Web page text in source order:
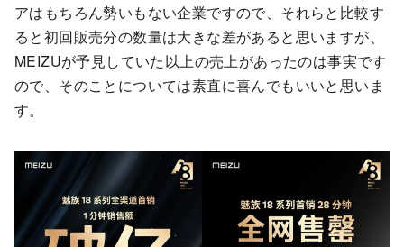
アはもちろん勢いもない企業ですので、それらと比較す
ると初回販売分の数量は大きな差があると思いますが、
MEIZUが予見していた以上の売上があったのは事実です
ので、そのことについては素直に喜んでもいいと思いま
す。